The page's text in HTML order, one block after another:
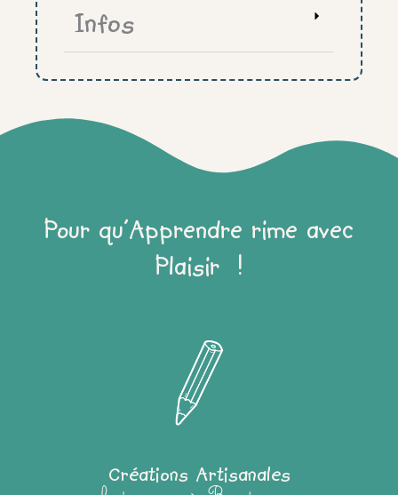
Infos
Pour qu'Apprendre rime avec
Plaisir !
Créations Artisanales